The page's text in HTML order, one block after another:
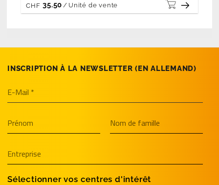
CHF 35.50 / Unité de vente
INSCRIPTION À LA NEWSLETTER (EN­ ALLEMAND)
Sélectionner vos centres d'intérêt